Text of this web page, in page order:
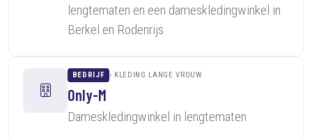
lengtematen en een dameskledingwinkel in
Berkel en Rodenrijs
BEDRIJF KLEDING LANGE VROUW
Only-M
Dameskledingwinkel in lengtematen